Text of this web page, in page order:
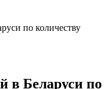
по количеству
в Беларуси по